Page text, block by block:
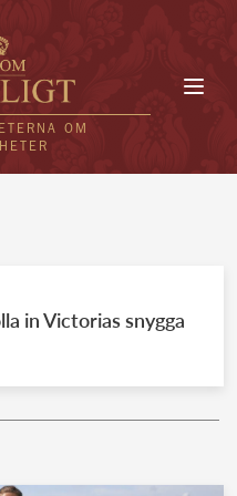
OM
in Victorias snygga